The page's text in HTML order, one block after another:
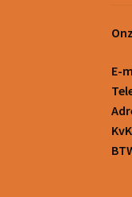
E-